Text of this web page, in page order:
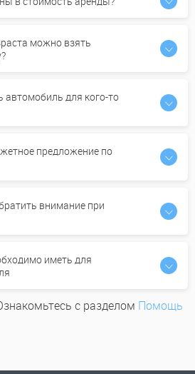
можно взять
автомобиль для кого-то
предложение по
внимание при
иметь для
с разделом Помощь